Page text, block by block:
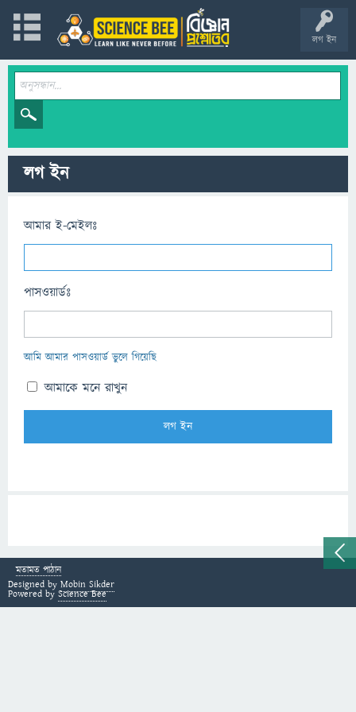
লগ ইন
লগ ইন
আমার ই-মেইলঃ
পাসওয়ার্ডঃ
আমি আমার পাসওয়ার্ড ভুলে গিয়েছি
আমাকে মনে রাখুন
মতামত পাঠান
Designed by Mobin Sikder
Powered by Science Bee